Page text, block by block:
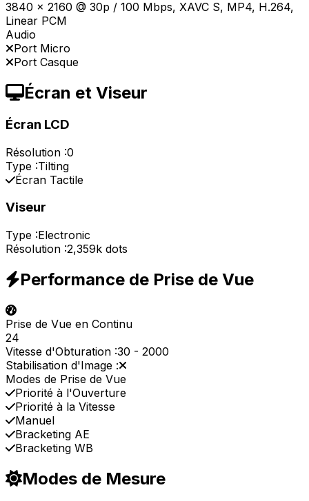
3840 x 2160 @ 30p / 100 Mbps, XAVC S, MP4, H.264,
Linear PCM
Audio
Port Micro
Port Casque
Écran et Viseur
Écran LCD
Résolution :0
Type :Tilting
Écran Tactile
Viseur
Type :Electronic
Résolution :2,359k dots
Performance de Prise de Vue
Prise de Vue en Continu
24
Vitesse d'Obturation :30 - 2000
Stabilisation d'Image :
Modes de Prise de Vue
Priorité à l'Ouverture
Priorité à la Vitesse
Manuel
Bracketing AE
Bracketing WB
Modes de Mesure